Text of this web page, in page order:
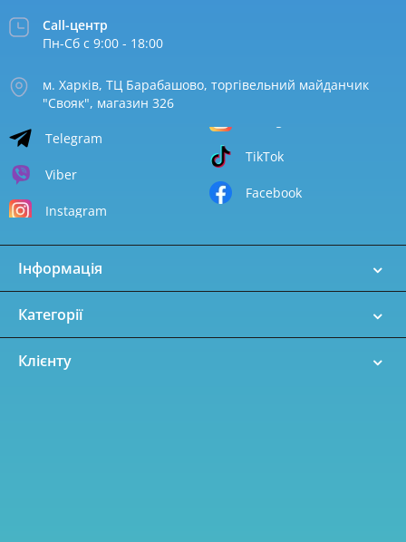
Call-центр
Пн-Сб с 9:00 - 18:00
м. Харків, ТЦ Барабашово, торгівельний майданчик
"Свояк", магазин 326
Telegram
Viber
Instagram
TikTok
Facebook
Інформація
Категорії
Клієнту